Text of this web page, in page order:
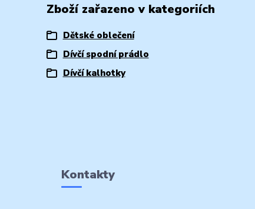
Zboží zařazeno v kategoriích
Dětské oblečení
Dívčí spodní prádlo
Dívčí kalhotky
Kontakty